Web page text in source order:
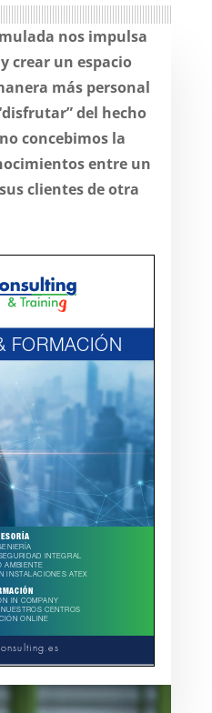
nos impulsa
crear un espacio
más personal
del hecho
concebimos la
entre un
clientes de otra